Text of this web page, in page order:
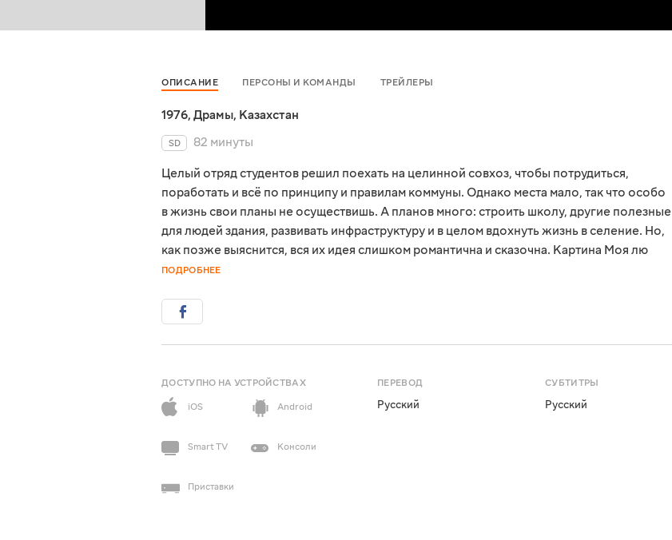
ОПИСАНИЕ ПЕРСОНЫ И КОМАНДЫ ТРЕЙЛЕРЫ
1976, Драмы, Казахстан
SD
82 минуты
Целый отряд студентов решил поехать на целинной совхоз, чтобы потрудиться,
поработать и всё по принципу и правилам коммуны. Однако места мало, так что особо
в жизнь свои планы не осуществишь. А планов много: строить школу, другие полезные
для людей здания, развивать инфраструктуру и в целом вдохнуть жизнь в селение. Но,
как позже выяснится, вся их идея слишком романтична и сказочна. Картина Моя лю
ПОДРОБНЕЕ
ДОСТУПНО НА УСТРОЙСТВАХ
iOS
Android
Smart TV Консоли
Приставки
ПЕРЕВОД
Русский
СУБТИТРЫ
Русский